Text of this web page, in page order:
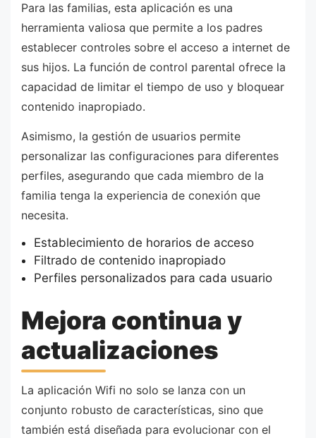
Para las familias, esta aplicación es una
herramienta valiosa que permite a los padres
establecer controles sobre el acceso a internet de
sus hijos. La función de control parental ofrece la
capacidad de limitar el tiempo de uso y bloquear
contenido inapropiado.
Asimismo, la gestión de usuarios permite
personalizar las configuraciones para diferentes
perfiles, asegurando que cada miembro de la
familia tenga la experiencia de conexión que
necesita.
Establecimiento de horarios de acceso
Filtrado de contenido inapropiado
Perfiles personalizados para cada usuario
Mejora continua y
actualizaciones
La aplicación Wifi no solo se lanza con un
conjunto robusto de características, sino que
también está diseñada para evolucionar con el